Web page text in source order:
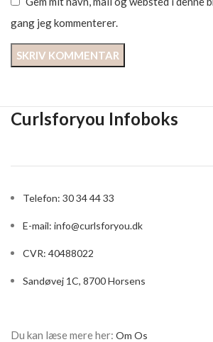
gang jeg kommenterer.
Curlsforyou Infoboks
Telefon: 30 34 44 33
E-mail: info@curlsforyou.dk
CVR: 40488022
Sandøvej 1C, 8700 Horsens
Du kan læse mere her: Om Os